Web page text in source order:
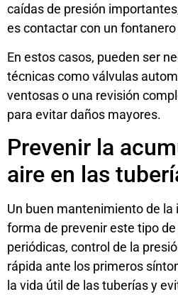
caídas de presión
es contactar con un
En estos casos, pueden ser
técnicas como válvulas
ventosas o una revisión
para evitar daños mayores.
Prevenir la
aire en las
Un buen mantenimiento de
forma de prevenir este tipo
periódicas, control de la
rápida ante los primeros
la vida útil de las tuberías y